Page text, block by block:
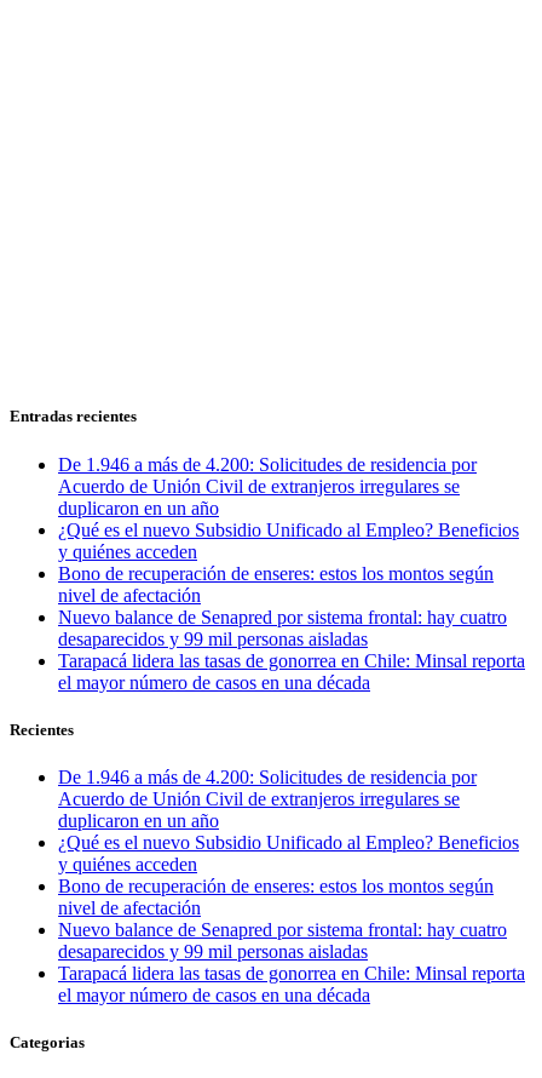
Entradas recientes
De 1.946 a más de 4.200: Solicitudes de residencia por
Acuerdo de Unión Civil de extranjeros irregulares se
duplicaron en un año
¿Qué es el nuevo Subsidio Unificado al Empleo? Beneficios
y quiénes acceden
Bono de recuperación de enseres: estos los montos según
nivel de afectación
Nuevo balance de Senapred por sistema frontal: hay cuatro
desaparecidos y 99 mil personas aisladas
Tarapacá lidera las tasas de gonorrea en Chile: Minsal reporta
el mayor número de casos en una década
Recientes
De 1.946 a más de 4.200: Solicitudes de residencia por
Acuerdo de Unión Civil de extranjeros irregulares se
duplicaron en un año
¿Qué es el nuevo Subsidio Unificado al Empleo? Beneficios
y quiénes acceden
Bono de recuperación de enseres: estos los montos según
nivel de afectación
Nuevo balance de Senapred por sistema frontal: hay cuatro
desaparecidos y 99 mil personas aisladas
Tarapacá lidera las tasas de gonorrea en Chile: Minsal reporta
el mayor número de casos en una década
Categorias